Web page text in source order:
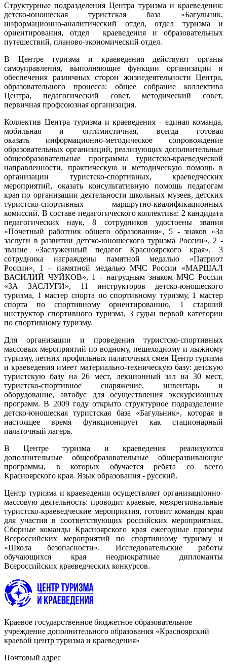
Структурные подразделения Центра туризма и краеведения:
детско-юношеская туристская база «Багульник,
информационно-аналитический отдел, отдел туризма и
ориентирования, отдел краеведения и образовательных
путешествий, планово-экономический отдел.
В Центре туризма и краеведения действуют органы
самоуправления, выполняющие функции организации и
обеспечения различных сторон жизнедеятельности Центра,
образовательного процесса: общее собрание коллектива
Центра, педагогический совет, методический совет,
первичная профсоюзная организация.
Коллектив Центра туризма и краеведения - единая команда,
мобильная и оптимистичная, всегда готовая
оказать информационно-методическое сопровождение
образовательных организаций, реализующих дополнительные
общеобразовательные программы туристско-краеведческой
направленности, практическую и методическую помощь в
организации туристско-спортивных, краеведческих
мероприятий, оказать консультативную помощь педагогам
края по организации деятельности школьных музеев, детских
туристско-спортивных маршрутно-квалификационных
комиссий. В составе педагогического коллектива: 2 кандидата
педагогических наук, 8 сотрудников удостоены звания
«Почетный работник общего образования», 5 - знаков «За
заслуги в развитии детско-юношеского туризма России», 2 -
звание «Заслуженный педагог Красноярского края», 3
сотрудника награждены памятной медалью «Патриот
России», 1 – памятной медалью МЧС России «МАРШАЛ
ВАСИЛИЙ ЧУЙКОВ», 1 - нагрудным знаком МЧС России
«ЗА ЗАСЛУГИ», 11 инструкторов детско-юношеского
туризма, 1 мастер спорта по спортивному туризму, 1 мастер
спорта по спортивному ориентированию, 1 старший
инструктор спортивного туризма, 3 судьи первой категории
по спортивному туризму.
Для организации и проведения туристско-спортивных
массовых мероприятий по водному, пешеходному и лыжному
туризму, летних профильных палаточных смен Центр туризма
и краеведения имеет материально-техническую базу: детскую
туристскую базу на 26 мест, лекционный зал на 30 мест,
туристско-спортивное снаряжение, инвентарь и
оборудование, автобус для осуществления экскурсионных
программ. В 2009 году открыто структурное подразделение
детско-юношеская туристская база «Багульник», которая в
настоящее время функционирует как стационарный
палаточный лагерь.
В Центре туризма и краеведения реализуются
дополнительные общеобразовательные общеразвивающие
программы, в которых обучается ребята со всего
Красноярского края. Язык образования - русский.
Центр туризма и краеведения осуществляет организационно-
массовую деятельность: проводит краевые, межрегиональные
туристско-краеведческие мероприятия, готовит команды края
для участия в соответствующих российских мероприятиях.
Сборные команды Красноярского края ежегодные призеры
Всероссийских мероприятий по спортивному туризму и
«Школа безопасности». Исследовательские работы
обучающихся края неоднократные дипломанты
Всероссийских краеведческих конкурсов.
Краевое государственное бюджетное образовательное
учреждение дополнительного образования «Красноярский
краевой центр туризма и краеведения»
Почтовый адрес